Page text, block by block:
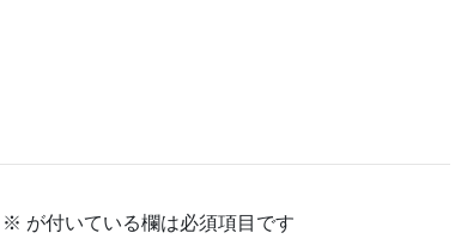
※ が付いている欄は必須項目です